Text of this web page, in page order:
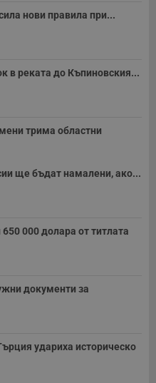
нови правила при...
в реката до Къпиновския...
трима областни
ще бъдат намалени, ако...
000 долара от титлата
документи за
удариха историческо